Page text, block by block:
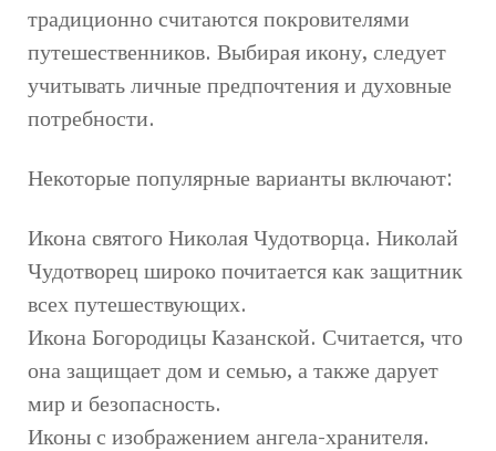
традиционно считаются покровителями
путешественников. Выбирая икону, следует
учитывать личные предпочтения и духовные
потребности.
Некоторые популярные варианты включают:
Икона святого Николая Чудотворца. Николай
Чудотворец широко почитается как защитник
всех путешествующих.
Икона Богородицы Казанской. Считается, что
она защищает дом и семью, а также дарует
мир и безопасность.
Иконы с изображением ангела-хранителя.